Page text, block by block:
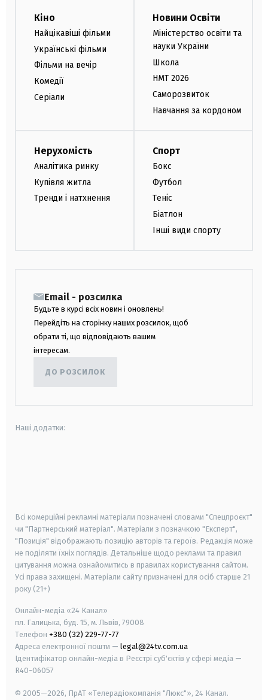
Кіно
Найцікавіші фільми
Українські фільми
Фільми на вечір
Комедії
Серіали
Новини Освіти
Міністерство освіти та
науки України
Школа
НМТ 2026
Саморозвиток
Навчання за кордоном
Нерухомість
Аналітика ринку
Купівля житла
Тренди і натхнення
Спорт
Бокс
Футбол
Теніс
Біатлон
Інші види спорту
Email - розсилка
Будьте в курсі всіх новин і оновлень!
Перейдіть на сторінку наших розсилок, щоб
обрати ті, що відповідають вашим
інтересам.
ДО РОЗСИЛОК
Наші додатки:
Всі комерційні рекламні матеріали позначені словами "Спецпроєкт"
чи "Партнерський матеріал". Матеріали з позначкою "Експерт",
"Позиція" відображають позицію авторів та героїв. Редакція може
не поділяти їхніх поглядів. Детальніше щодо реклами та правил
цитування можна ознайомитись в правилах користування сайтом.
Усі права захищені. Матеріали сайту призначені для осіб старше 21
року (21+)
Онлайн-медіа «24 Канал»
пл. Галицька, буд. 15, м. Львів, 79008
Телефон +380 (32) 229-77-77
Адреса електронної пошти — legal@24tv.com.ua
Ідентифікатор онлайн-медіа в Реєстрі суб'єктів у сфері медіа —
R40-06057
© 2005—2026, ПрАТ «Телерадіокомпанія "Люкс"», 24 Канал.